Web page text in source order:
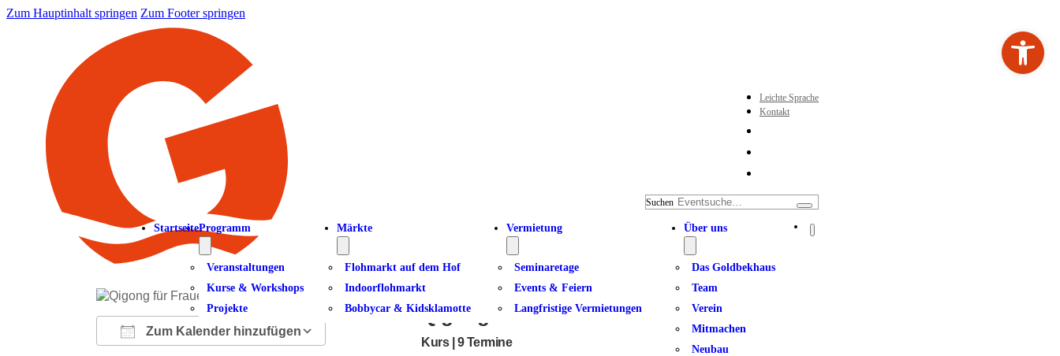
Zum Hauptinhalt springen Zum Footer springen
Leichte Sprache
Kontakt
Suchen
StartseiteProgramm
Veranstaltungen
Kurse & Workshops
Projekte
Märkte
Flohmarkt auf dem Hof
Indoorflohmarkt
Bobbycar & Kidsklamotte
Vermietung
Seminaretage
Events & Feiern
Langfristige Vermietungen
Über uns
Das Goldbekhaus
Team
Verein
Mitmachen
Neubau
Zum Kalender hinzufügen
Qigong für Frauen 50+ I
Kurs | 9 Termine